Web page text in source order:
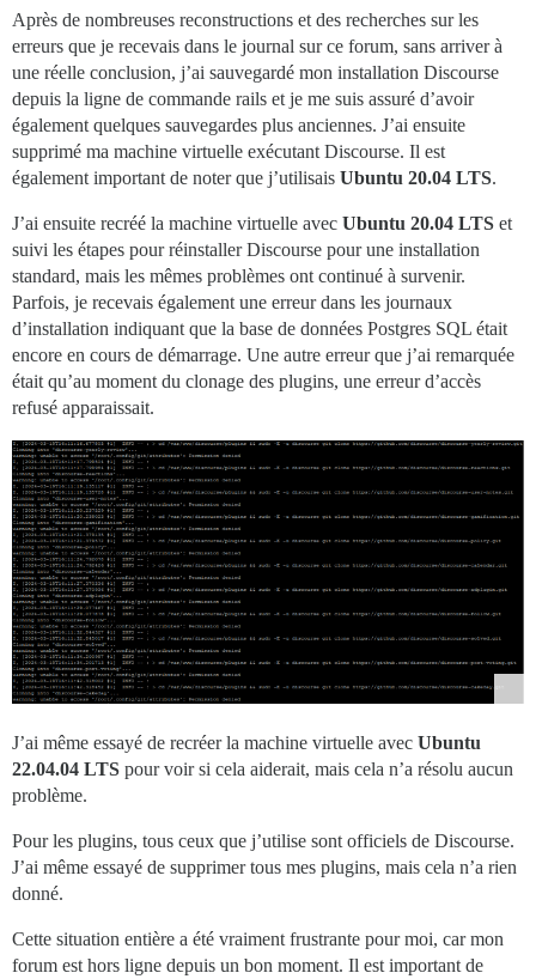
Après de nombreuses reconstructions et des recherches sur les
erreurs que je recevais dans le journal sur ce forum, sans arriver à
une réelle conclusion, j’ai sauvegardé mon installation Discourse
depuis la ligne de commande rails et je me suis assuré d’avoir
également quelques sauvegardes plus anciennes. J’ai ensuite
supprimé ma machine virtuelle exécutant Discourse. Il est
également important de noter que j’utilisais Ubuntu 20.04 LTS.
J’ai ensuite recréé la machine virtuelle avec Ubuntu 20.04 LTS et
suivi les étapes pour réinstaller Discourse pour une installation
standard, mais les mêmes problèmes ont continué à survenir.
Parfois, je recevais également une erreur dans les journaux
d’installation indiquant que la base de données Postgres SQL était
encore en cours de démarrage. Une autre erreur que j’ai remarquée
était qu’au moment du clonage des plugins, une erreur d’accès
refusé apparaissait.
J’ai même essayé de recréer la machine virtuelle avec Ubuntu
22.04.04 LTS pour voir si cela aiderait, mais cela n’a résolu aucun
problème.
Pour les plugins, tous ceux que j’utilise sont officiels de Discourse.
J’ai même essayé de supprimer tous mes plugins, mais cela n’a rien
donné.
Cette situation entière a été vraiment frustrante pour moi, car mon
forum est hors ligne depuis un bon moment. Il est important de